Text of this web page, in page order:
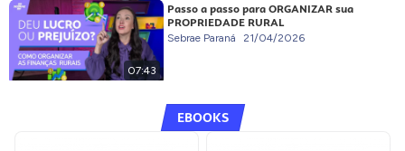
07:43
Passo a passo para ORGANIZAR sua
PROPRIEDADE RURAL
Sebrae Paraná 21/04/2026
EBOOKS